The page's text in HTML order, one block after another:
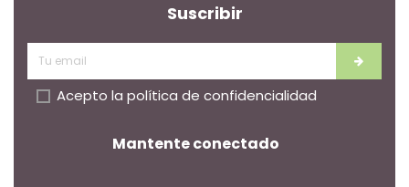
Suscribir
Acepto la política de confidencialidad
Mantente conectado